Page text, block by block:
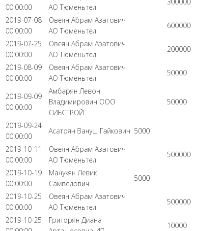
00:00:00
АО Тюменьтел
2019-07-08
00:00:00
Овеян Абрам Азатович
АО Тюменьтел
600000
2019-07-25
00:00:00
Овеян Абрам Азатович
АО Тюменьтел
200000
2019-08-09
00:00:00
Овеян Абрам Азатович
АО Тюменьтел
50000
2019-09-09
00:00:00
Амбарян Левон
Владимирович ООО
СИБСТРОЙ
50000
2019-09-24
00:00:00
Асатрян Вануш Гайкович 5000
2019-10-11
00:00:00
Овеян Абрам Азатович
АО Тюменьтел
500000
2019-10-19
00:00:00
Манукян Левик
Самвелович
5000
2019-10-25
00:00:00
Овеян Абрам Азатович
АО Тюменьтел
500000
2019-10-25
Григорян Диана
10000